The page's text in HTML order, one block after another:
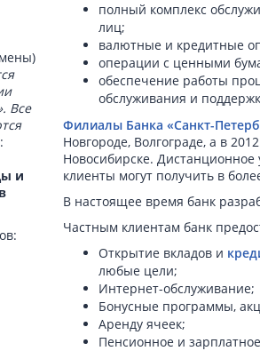
Все
:
и
полный комплекс
лиц;
валютные и кредитные
операции с ценными
обеспечение работы
обслуживания и
Филиалы Банка «Санкт-
Новгороде, Волгограде, а в
Новосибирске.
клиенты могут получить в
В настоящее время банк
Частным клиентам банк
Открытие вкладов и
любые цели;
Интернет-обслуживание;
Бонусные программы,
Аренду ячеек;
Пенсионное и